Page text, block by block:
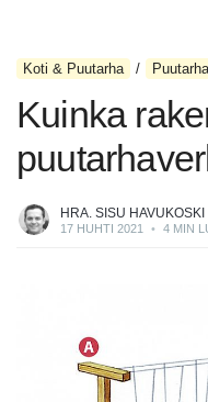
Koti & Puutarha
Kuinka
HRA. SISU HAVUKOSKI
17 HUHTI 2021 • 4 MIN